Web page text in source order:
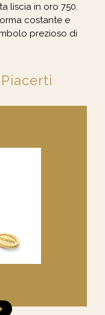
liscia in oro 750.
costante e
prezioso di